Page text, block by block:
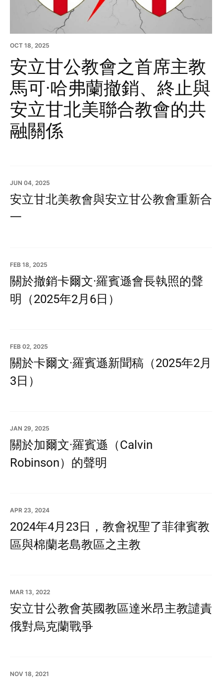
OCT 18, 2025
安立甘公教會之首席主教
馬可·哈弗蘭撤銷、終止與
安立甘北美聯合教會的共
融關係
JUN 04, 2025
安立甘北美教會與安立甘公教會重新合
一
FEB 18, 2025
關於撤銷卡爾文·羅賓遜會長執照的聲
明（2025年2月6日）
FEB 02, 2025
關於卡爾文·羅賓遜新聞稿（2025年2月
3日）
JAN 29, 2025
關於加爾文·羅賓遜（Calvin
Robinson）的聲明
APR 23, 2024
2024年4月23日，教會祝聖了菲律賓教
區與棉蘭老島教區之主教
MAR 13, 2022
安立甘公教會英國教區達米昂主教譴責
俄對烏克蘭戰爭
NOV 18, 2021